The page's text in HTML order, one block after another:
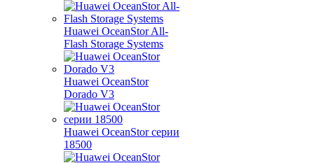
Huawei OceanStor All-
Flash Storage Systems
Huawei OceanStor
Dorado V3
Huawei OceanStor серии
18500